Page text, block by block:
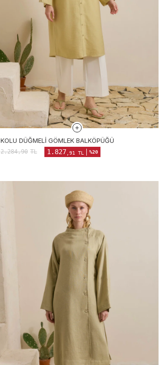
KOLU DÜĞMELI GÖMLEK BALKÖPÜĞÜ
2.284,90 TL 1.827 ,91 TL %20